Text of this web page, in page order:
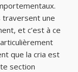
traversent une
et c’est à ce
que la cria est
section